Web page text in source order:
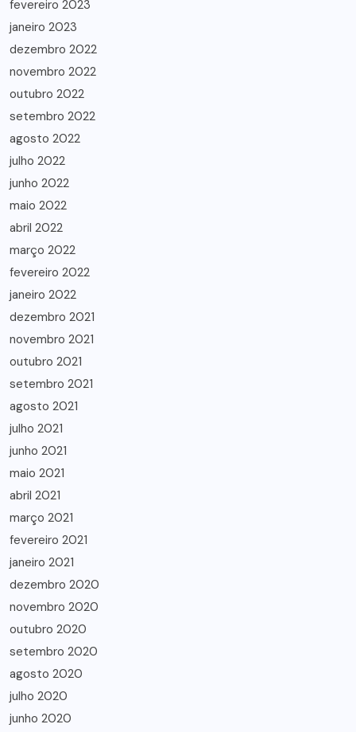
fevereiro 2023
janeiro 2023
dezembro 2022
novembro 2022
outubro 2022
setembro 2022
agosto 2022
julho 2022
junho 2022
maio 2022
abril 2022
março 2022
fevereiro 2022
janeiro 2022
dezembro 2021
novembro 2021
outubro 2021
setembro 2021
agosto 2021
julho 2021
junho 2021
maio 2021
abril 2021
março 2021
fevereiro 2021
janeiro 2021
dezembro 2020
novembro 2020
outubro 2020
setembro 2020
agosto 2020
julho 2020
junho 2020